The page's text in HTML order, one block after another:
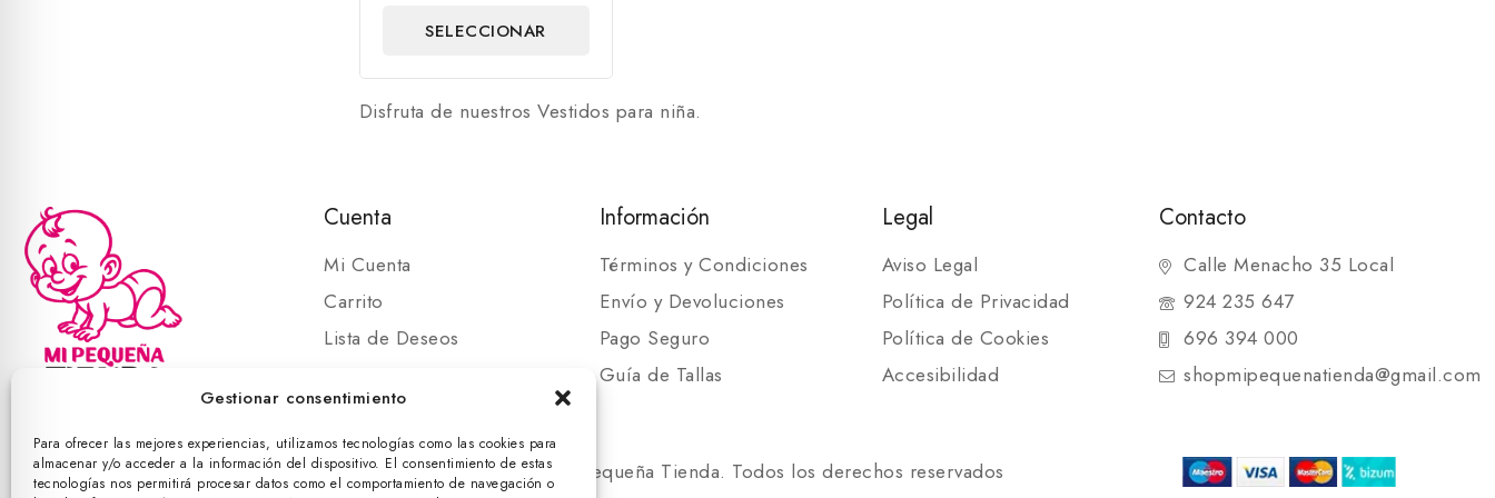
Gestionar consentimiento
Para ofrecer las mejores experiencias, utilizamos tecnologías como las cookies para
almacenar y/o acceder a la información del dispositivo. El consentimiento de estas
tecnologías nos permitirá procesar datos como el comportamiento de navegación o
SELECCIONAR
Disfruta de nuestros Vestidos para niña.
Cuenta
Mi Cuenta
Carrito
Lista de Deseos
Información
Términos y Condiciones
Envío y Devoluciones
Pago Seguro
Guía de Tallas
Legal
Aviso Legal
Política de Privacidad
Política de Cookies
Accesibilidad
Contacto
Calle Menacho 35 Local
924 235 647
696 394 000
shopmipequenatienda@gmail.com
© 2025 Mi Pequeña Tienda. Todos los derechos reservados